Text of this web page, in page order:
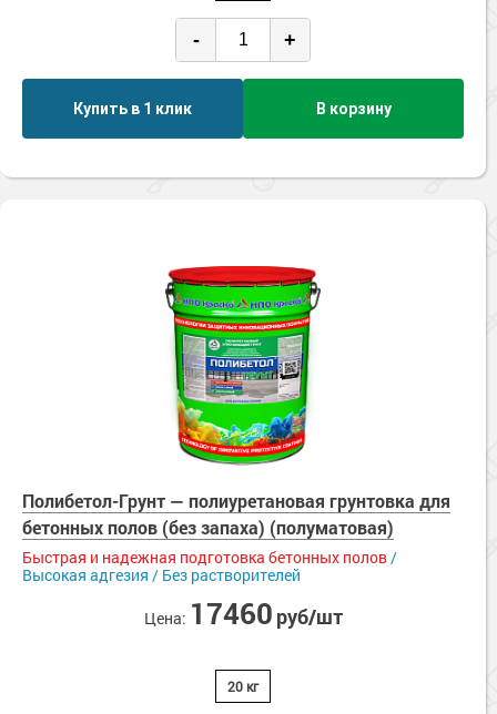
- +
Купить в 1 клик В корзину
Полибетол-Грунт — полиуретановая грунтовка для
бетонных полов (без запаха) (полуматовая)
Быстрая и надежная подготовка бетонных полов/
Высокая адгезия / Без растворителей
Цена: 17460 руб/шт
20 кг